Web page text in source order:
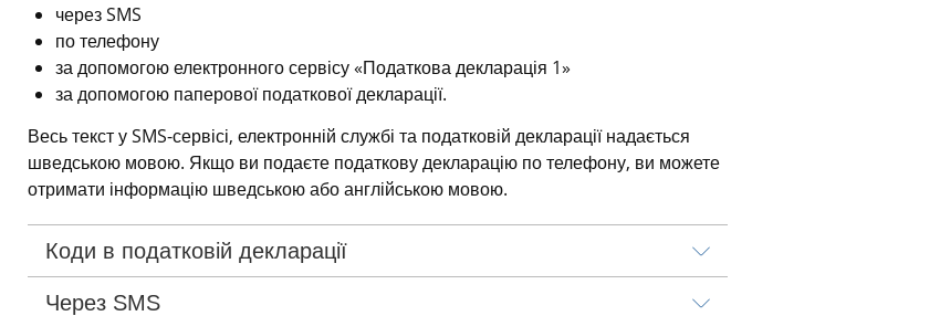
через SMS
по телефону
за допомогою електронного сервісу «Податкова декларація 1»
за допомогою паперової податкової декларації.
Весь текст у SMS-сервісі, електронній службі та податковій декларації надається
шведською мовою. Якщо ви подаєте податкову декларацію по телефону, ви можете
отримати інформацію шведською або англійською мовою.
Коди в податковій декларації
Через SMS